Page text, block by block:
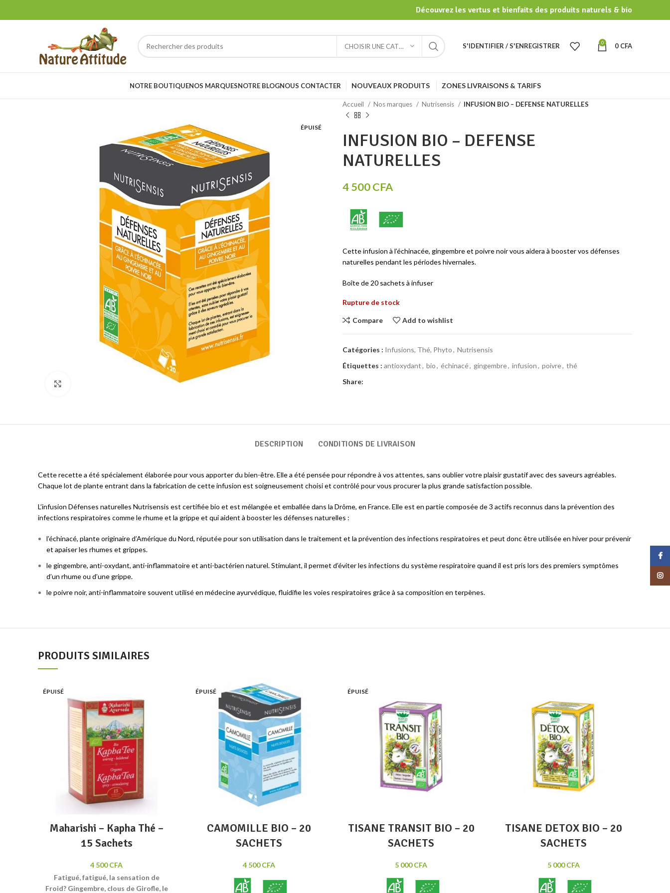
Découvrez les vertus et bienfaits des produits naturels & bio
CHOISIR UNE CATÉGORIE S'IDENTIFIER / S'ENREGISTRER 0 0 CFA
NOTRE BOUTIQUENOS MARQUESNOTRE BLOGNOUS CONTACTER NOUVEAUX PRODUITS ZONES LIVRAISONS & TARIFS
ÉPUISÉ
Accueil Nos marques Nutrisensis INFUSION BIO – DEFENSE NATURELLES
INFUSION BIO – DEFENSE
NATURELLES
4 500CFA
Cette infusion à l’échinacée, gingembre et poivre noir vous aidera à booster vos défenses
naturelles pendant les périodes hivernales.
Boîte de 20 sachets à infuser
Rupture de stock
Compare Add to wishlist
Catégories : Infusions, Thé, Phyto, Nutrisensis
Étiquettes : antioxydant, bio, échinacé, gingembre, infusion, poivre, thé
Share:
DESCRIPTION CONDITIONS DE LIVRAISON
Cette recette a été spécialement élaborée pour vous apporter du bien-être. Elle a été pensée pour répondre à vos attentes, sans oublier votre plaisir gustatif avec des saveurs agréables.
Chaque lot de plante entrant dans la fabrication de cette infusion est soigneusement choisi et contrôlé pour vous procurer la plus grande satisfaction possible.
L’infusion Défenses naturelles Nutrisensis est certifiée bio et est mélangée et emballée dans la Drôme, en France. Elle est en partie composée de 3 actifs reconnus dans la prévention des
infections respiratoires comme le rhume et la grippe et qui aident à booster les défenses naturelles :
l’échinacé, plante originaire d’Amérique du Nord, réputée pour son utilisation dans le traitement et la prévention des infections respiratoires et peut donc être utilisée en hiver pour prévenir
et apaiser les rhumes et grippes.
le gingembre, anti-oxydant, anti-inflammatoire et anti-bactérien naturel. Stimulant, il permet d’éviter les infections du système respiratoire quand il est pris lors des premiers symptômes
d’un rhume ou d’une grippe.
le poivre noir, anti-inflammatoire souvent utilisé en médecine ayurvédique, fluidifie les voies respiratoires grâce à sa composition en terpènes.
PRODUITS SIMILAIRES
ÉPUISÉ
Maharishi – Kapha Thé –
15 Sachets
4 500CFA
Fatigué, fatigué, la sensation de
Froid? Gingembre, clous de Girofle, le
Lire la suite
Quick view
ÉPUISÉ
CAMOMILLE BIO – 20
SACHETS
4 500CFA
Add to wishlist
Lire la suite
Quick view
ÉPUISÉ
TISANE TRANSIT BIO – 20
SACHETS
5 000CFA
Quick view
TISANE DETOX BIO – 20
SACHETS
5 000CFA
Quick view